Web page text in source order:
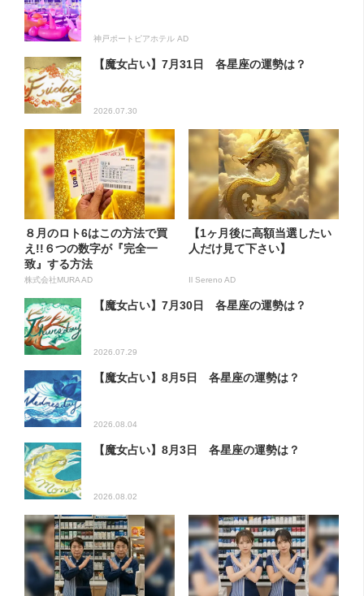
神戸ポートピアホテル AD
【魔女占い】7月31日 各星座の運勢は？
2026.07.30
８月のロト6はこの方法で買
え!!６つの数字が『完全一
致』する方法
株式会社MURA AD
【1ヶ月後に高額当選したい
人だけ見て下さい】
Il Sereno AD
【魔女占い】7月30日 各星座の運勢は？
2026.07.29
【魔女占い】8月5日 各星座の運勢は？
2026.08.04
【魔女占い】8月3日 各星座の運勢は？
2026.08.02